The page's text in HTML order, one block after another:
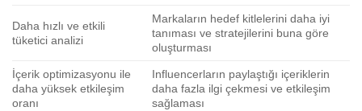
Daha hızlı ve etkili
tüketici analizi
Markaların hedef kitlelerini daha iyi
tanıması ve stratejilerini buna göre
oluşturması
İçerik optimizasyonu ile
daha yüksek etkileşim
oranı
Influencerların paylaştığı içeriklerin
daha fazla ilgi çekmesi ve etkileşim
sağlaması